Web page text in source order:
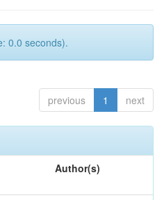
0.0 seconds).
previous 1 next
Author(s)